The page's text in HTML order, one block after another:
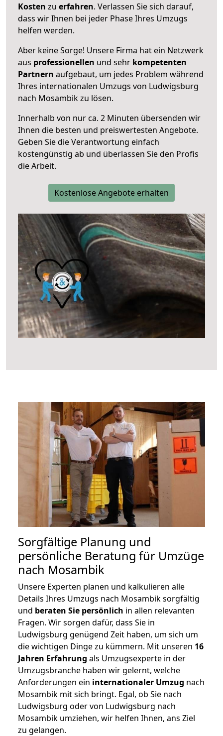
Kosten zu erfahren. Verlassen Sie sich darauf,
dass wir Ihnen bei jeder Phase Ihres Umzugs
helfen werden.
Aber keine Sorge! Unsere Firma hat ein Netzwerk
aus professionellen und sehr kompetenten
Partnern aufgebaut, um jedes Problem während
Ihres internationalen Umzugs von Ludwigsburg
nach Mosambik zu lösen.
Innerhalb von nur ca. 2 Minuten übersenden wir
Ihnen die besten und preiswertesten Angebote.
Geben Sie die Verantwortung einfach
kostengünstig ab und überlassen Sie den Profis
die Arbeit.
Kostenlose Angebote erhalten
Sorgfältige Planung und
persönliche Beratung für Umzüge
nach Mosambik
Unsere Experten planen und kalkulieren alle
Details Ihres Umzugs nach Mosambik sorgfältig
und beraten Sie persönlich in allen relevanten
Fragen. Wir sorgen dafür, dass Sie in
Ludwigsburg genügend Zeit haben, um sich um
die wichtigen Dinge zu kümmern. Mit unseren 16
Jahren Erfahrung als Umzugsexperte in der
Umzugsbranche haben wir gelernt, welche
Anforderungen ein internationaler Umzug nach
Mosambik mit sich bringt. Egal, ob Sie nach
Ludwigsburg oder von Ludwigsburg nach
Mosambik umziehen, wir helfen Ihnen, ans Ziel
zu gelangen.